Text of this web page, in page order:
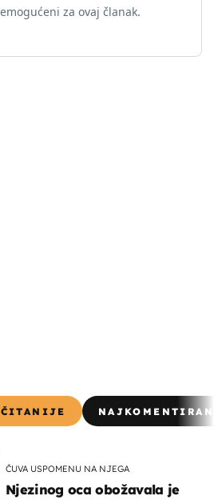
za ovaj članak.
ČUVA USPOMENU NA NJEGA
Njezinog oca obožavala je